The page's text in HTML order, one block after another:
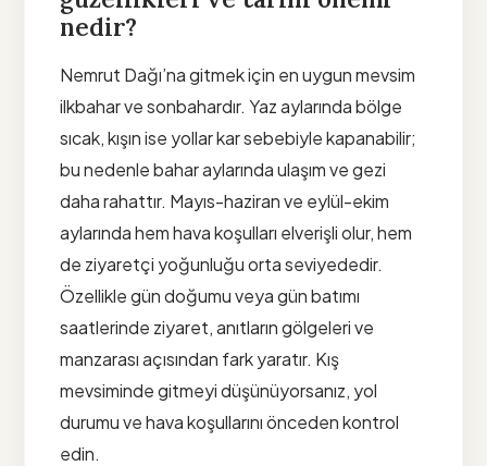
nedir?
Nemrut Dağı’na gitmek için en uygun mevsim
ilkbahar ve sonbahardır. Yaz aylarında bölge
sıcak, kışın ise yollar kar sebebiyle kapanabilir;
bu nedenle bahar aylarında ulaşım ve gezi
daha rahattır. Mayıs-haziran ve eylül-ekim
aylarında hem hava koşulları elverişli olur, hem
de ziyaretçi yoğunluğu orta seviyededir.
Özellikle gün doğumu veya gün batımı
saatlerinde ziyaret, anıtların gölgeleri ve
manzarası açısından fark yaratır. Kış
mevsiminde gitmeyi düşünüyorsanız, yol
durumu ve hava koşullarını önceden kontrol
edin.